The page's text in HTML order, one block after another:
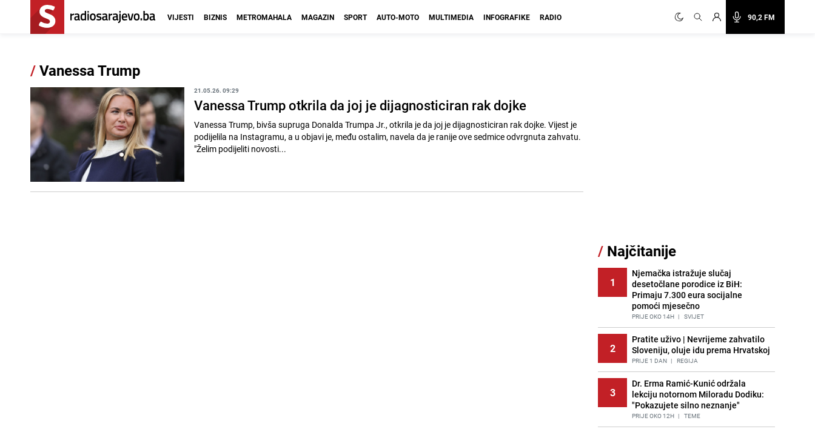
90,2 FM
VIJESTI BIZNIS METROMAHALA MAGAZIN SPORT AUTO-MOTO MULTIMEDIA INFOGRAFIKE RADIO
/Vanessa Trump
21.05.26. 09:29
Vanessa Trump otkrila da joj je dijagnosticiran rak dojke
Vanessa Trump, bivša supruga Donalda Trumpa Jr., otkrila je da joj je dijagnosticiran rak dojke. Vijest je
podijelila na Instagramu, a u objavi je, među ostalim, navela da je ranije ove sedmice odvrgnuta zahvatu.
"Želim podijeliti novosti...
/ Najčitanije
1
Njemačka istražuje slučaj
desetočlane porodice iz BiH:
Primaju 7.300 eura socijalne
pomoći mjesečno
PRIJE OKO 14H | SVIJET
2
Pratite uživo | Nevrijeme zahvatilo
Sloveniju, oluje idu prema Hrvatskoj
PRIJE 1 DAN | REGIJA
3
Dr. Erma Ramić-Kunić održala
lekciju notornom Miloradu Dodiku:
"Pokazujete silno neznanje"
PRIJE OKO 12H | TEME